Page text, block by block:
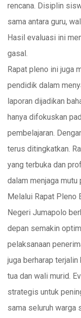
rencana. Disiplin
sama antara guru,
Hasil evaluasi ini
gasal.
Rapat pleno ini juga
pendidik dalam
laporan dijadikan
hanya difokuskan
pembelajaran.
terus ditingkatkan.
yang terbuka dan
dalam menjaga mutu
Melalui Rapat Pleno
Negeri Jumapolo
depan semakin
pelaksanaan
juga berharap
tua dan wali murid.
strategis untuk
sama seluruh warga